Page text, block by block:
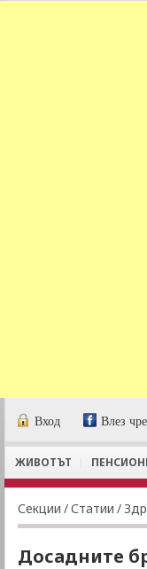
Вход Влез
ЖИВОТЪТ
Секции /Статии /
Досадните